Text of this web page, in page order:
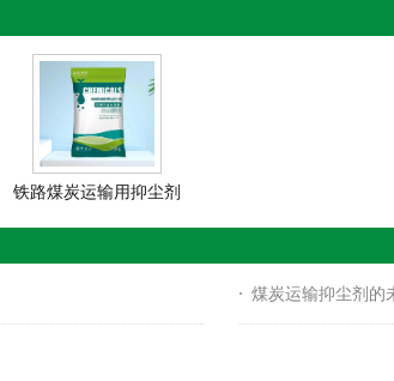
铁路煤炭运输用抑尘剂
煤炭运输抑尘剂的